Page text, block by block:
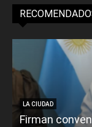
LA CIUDAD
Firman